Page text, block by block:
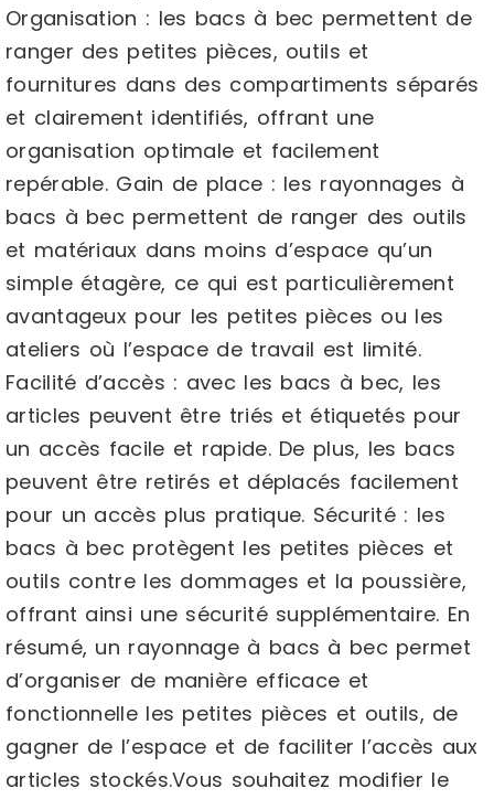
Organisation : les bacs à bec permettent de
ranger des petites pièces, outils et
fournitures dans des compartiments séparés
et clairement identifiés, offrant une
organisation optimale et facilement
repérable. Gain de place : les rayonnages à
bacs à bec permettent de ranger des outils
et matériaux dans moins d’espace qu’un
simple étagère, ce qui est particulièrement
avantageux pour les petites pièces ou les
ateliers où l’espace de travail est limité.
Facilité d’accès : avec les bacs à bec, les
articles peuvent être triés et étiquetés pour
un accès facile et rapide. De plus, les bacs
peuvent être retirés et déplacés facilement
pour un accès plus pratique. Sécurité : les
bacs à bec protègent les petites pièces et
outils contre les dommages et la poussière,
offrant ainsi une sécurité supplémentaire. En
résumé, un rayonnage à bacs à bec permet
d’organiser de manière efficace et
fonctionnelle les petites pièces et outils, de
gagner de l’espace et de faciliter l’accès aux
articles stockés.Vous souhaitez modifier le